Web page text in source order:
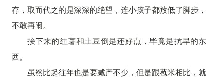
存，取而代之的是深深的绝望，连小孩子都放低了脚步，
不敢再闹。
接下来的红薯和土豆倒是还好点，毕竟是抗旱的东
西。
虽然比起往年也是要减产不少，但是跟苞米相比，就